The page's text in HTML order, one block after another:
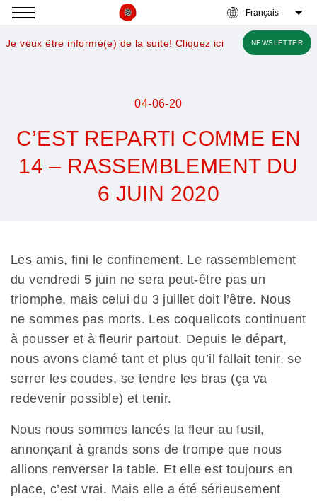
Je veux être informé(e) de la suite! Cliquez ici NEWSLETTER
04-06-20
C’EST REPARTI COMME EN
14 – RASSEMBLEMENT DU
6 JUIN 2020
coquelicots
Les amis, fini le confinement. Le rassemblement
du vendredi 5 juin ne sera peut-être pas un
triomphe, mais celui du 3 juillet doit l’être. Nous
ne sommes pas morts. Les coquelicots continuent
à pousser et à fleurir partout. Depuis le départ,
nous avons clamé tant et plus qu’il fallait tenir, se
serrer les coudes, se tendre les bras (ça va
redevenir possible) et tenir.
Nous nous sommes lancés la fleur au fusil,
annonçant à grands sons de trompe que nous
allions renverser la table. Et elle est toujours en
place, c’est vrai. Mais elle a été sérieusement
à